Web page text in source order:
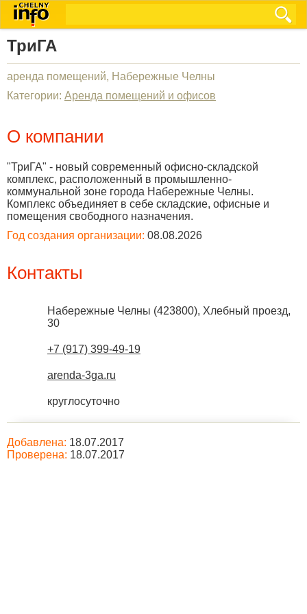
ТриГА
аренда помещений, Набережные Челны
Категории: Аренда помещений и офисов
О компании
"ТриГА" - новый современный офисно-складской
комплекс, расположенный в промышленно-
коммунальной зоне города Набережные Челны.
Комплекс объединяет в себе складские, офисные и
помещения свободного назначения.
Год создания организации: 08.08.2026
Контакты
Набережные Челны (423800), Хлебный проезд,
30
+7 (917) 399-49-19
arenda-3ga.ru
круглосуточно
Добавлена: 18.07.2017
Проверена: 18.07.2017